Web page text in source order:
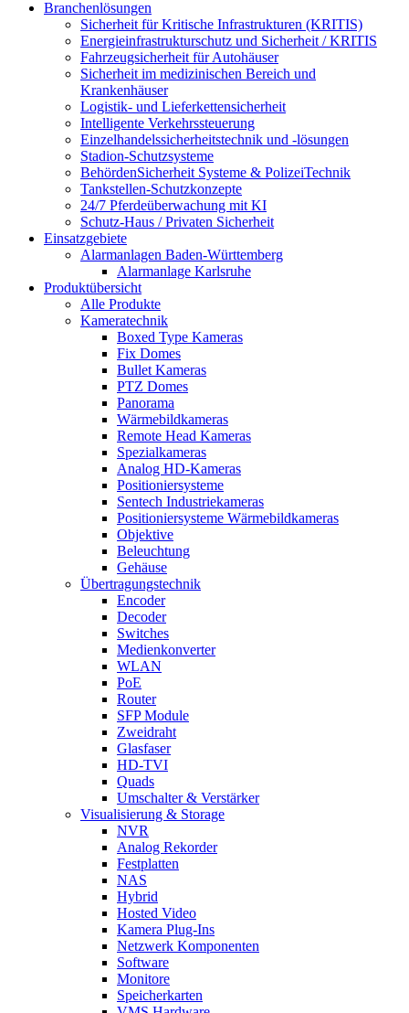
Branchenlösungen
Sicherheit für Kritische Infrastrukturen (KRITIS)
Energieinfrastrukturschutz und Sicherheit / KRITIS
Fahrzeugsicherheit für Autohäuser
Sicherheit im medizinischen Bereich und
Krankenhäuser
Logistik- und Lieferkettensicherheit
Intelligente Verkehrssteuerung
Einzelhandelssicherheitstechnik und -lösungen
Stadion-Schutzsysteme
BehördenSicherheit Systeme & PolizeiTechnik
Tankstellen-Schutzkonzepte​
24/7 Pferdeüberwachung mit KI
Schutz-Haus / Privaten Sicherheit
Einsatzgebiete
Alarmanlagen Baden-Württemberg
Alarmanlage Karlsruhe
Produktübersicht
Alle Produkte
Kameratechnik
Boxed Type Kameras
Fix Domes
Bullet Kameras
PTZ Domes
Panorama
Wärmebildkameras
Remote Head Kameras
Spezialkameras
Analog HD-Kameras
Positioniersysteme
Sentech Industriekameras
Positioniersysteme Wärmebildkameras
Objektive
Beleuchtung
Gehäuse
Übertragungstechnik
Encoder
Decoder
Switches
Medienkonverter
WLAN
PoE
Router
SFP Module
Zweidraht
Glasfaser
HD-TVI
Quads
Umschalter & Verstärker
Visualisierung & Storage
NVR
Analog Rekorder
Festplatten
NAS
Hybrid
Hosted Video
Kamera Plug-Ins
Netzwerk Komponenten
Software
Monitore
Speicherkarten